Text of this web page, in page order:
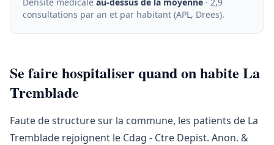
consultations par an et par habitant (APL, Drees).
Se faire hospitaliser quand on habite La
Tremblade
Faute de structure sur la commune, les patients de La
Tremblade rejoignent le Cdag - Ctre Depist. Anon. &